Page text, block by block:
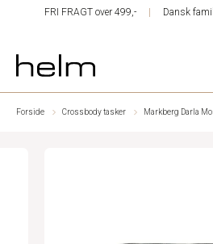
FRI FRAGT over 499,- Dansk
Forside Crossbody tasker Markberg Darla